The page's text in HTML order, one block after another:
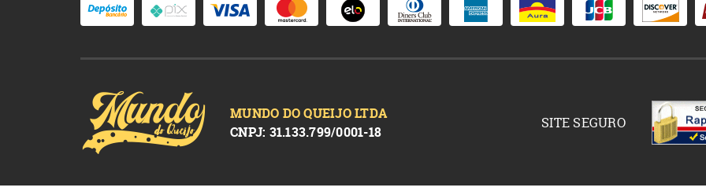
MUNDO DO QUEIJO LTDA
CNPJ: 31.133.799/0001-18
SITE SEGURO